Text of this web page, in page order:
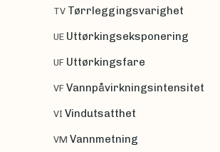
TV Tørrleggingsvarighet
UE Uttørkingseksponering
UF Uttørkingsfare
VF Vannpåvirkningsintensitet
VI Vindutsatthet
VM Vannmetning